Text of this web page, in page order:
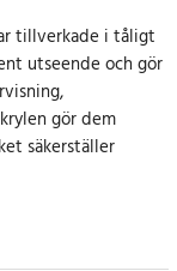
tillverkade i tåligt
utseende och gör
gör dem
säkerställer